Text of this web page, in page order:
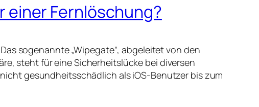
einer Fernlöschung?
sogenannte „Wipegate“, abgeleitet von den
steht für eine Sicherheitslücke bei diversen
gesundheitsschädlich als iOS-Benutzer bis zum